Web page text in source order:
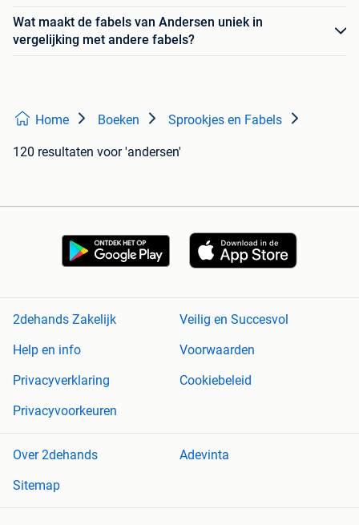
Wat maakt de fabels van Andersen uniek in
vergelijking met andere fabels?
Home Boeken Sprookjes en Fabels
120 resultaten voor 'andersen'
2dehands Zakelijk
Veilig en Succesvol
Help en info
Voorwaarden
Privacyverklaring
Cookiebeleid
Privacyvoorkeuren
Over 2dehands
Adevinta
Sitemap